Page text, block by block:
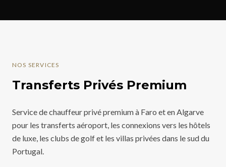
NOS SERVICES
Transferts Privés Premium
Service de chauffeur privé premium à Faro et en Algarve
pour les transferts aéroport, les connexions vers les hôtels
de luxe, les clubs de golf et les villas privées dans le sud du
Portugal.